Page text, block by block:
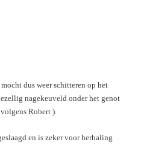
dus weer schitteren op het
nagekeuveld onder het genot
Robert ).
en is zeker voor herhaling